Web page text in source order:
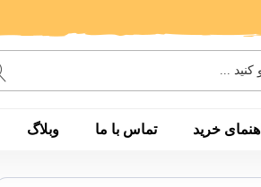
خرید تماس با ما وبلاگ